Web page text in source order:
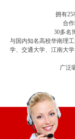
拥有25
合
30多名
与国内知名高校华南理
学、交通大学、江南大
广泛